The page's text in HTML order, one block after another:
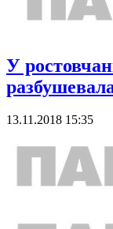
У
13.11.2018 15:35